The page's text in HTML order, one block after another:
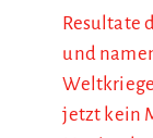
Resultate
und
jetzt kein